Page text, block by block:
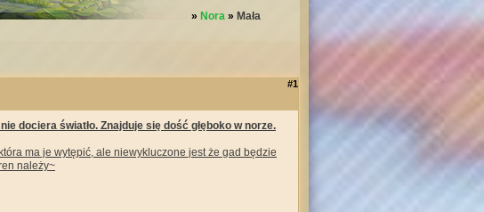
» Nora » Mała
#1
dociera światło. Znajduje się dość głęboko w norze.
ma je wytępić, ale niewykluczone jest że gad będzie
należy~